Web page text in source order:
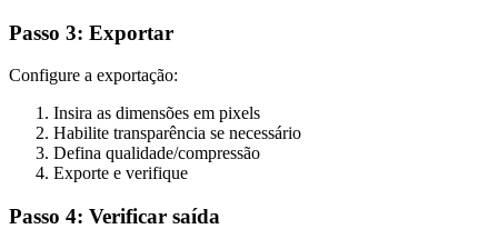
Passo 3: Exportar
Configure a exportação:
Insira as dimensões em pixels
Habilite transparência se necessário
Defina qualidade/compressão
Exporte e verifique
Passo 4: Verificar saída